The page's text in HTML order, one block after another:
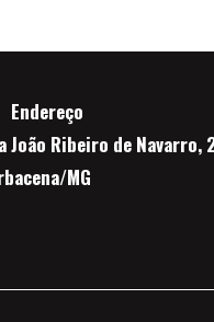
Endereço
João Ribeiro de Navarro,
MG